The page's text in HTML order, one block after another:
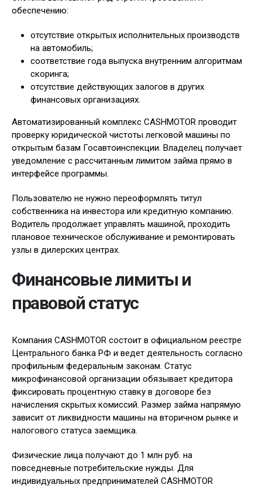
обеспечению:
отсутствие открытых исполнительных производств
на автомобиль;
соответствие года выпуска внутренним алгоритмам
скоринга;
отсутствие действующих залогов в других
финансовых организациях.
Автоматизированный комплекс CASHMOTOR проводит
проверку юридической чистоты легковой машины по
открытым базам Госавтоинспекции. Владелец получает
уведомление с рассчитанным лимитом займа прямо в
интерфейсе программы.
Пользователю не нужно переоформлять титул
собственника на инвестора или кредитную компанию.
Водитель продолжает управлять машиной, проходить
плановое техническое обслуживание и ремонтировать
узлы в дилерских центрах.
Финансовые лимиты и
правовой статус
Компания CASHMOTOR состоит в официальном реестре
Центрального банка РФ и ведет деятельность согласно
профильным федеральным законам. Статус
микрофинансовой организации обязывает кредитора
фиксировать процентную ставку в договоре без
начисления скрытых комиссий. Размер займа напрямую
зависит от ликвидности машины на вторичном рынке и
налогового статуса заемщика.
Физические лица получают до 1 млн руб. на
повседневные потребительские нужды. Для
индивидуальных предпринимателей CASHMOTOR